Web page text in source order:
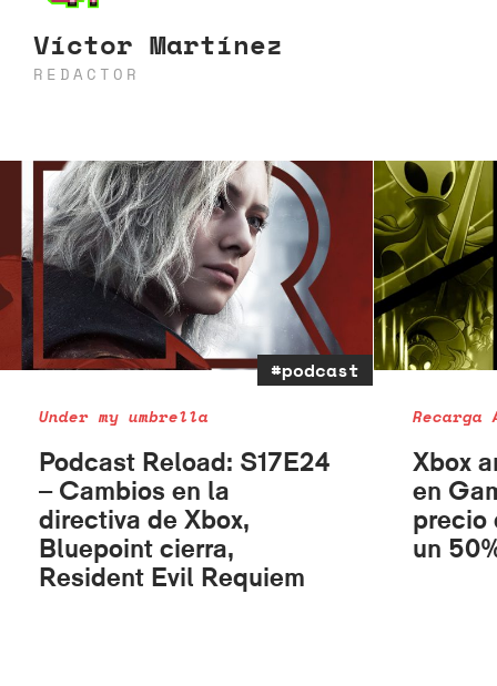
Víctor Martínez
REDACTOR
#podcast
Under my umbrella
Podcast Reload: S17E24
– Cambios en la
directiva de Xbox,
Bluepoint cierra,
Resident Evil Requiem
Recarga
Xbox
en
precio
un